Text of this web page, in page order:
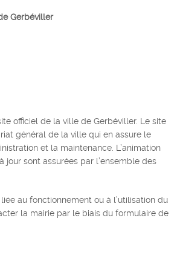
Gerbéviller
officiel de la ville de Gerbéviller. Le site
général de la ville qui en assure le
et la maintenance. L’animation
jour sont assurées par l’ensemble des
au fonctionnement ou à l’utilisation du
la mairie par le biais du formulaire de